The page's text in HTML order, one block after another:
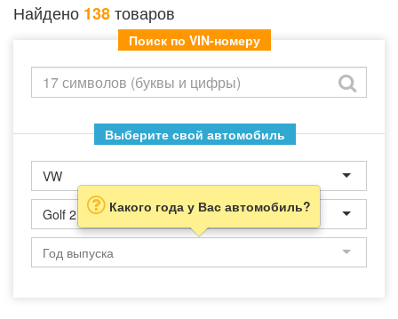
Найдено 138товаров
Поиск по VIN-номеру
Выберите свой автомобиль
VW
Golf 2 Какого года у Вас автомобиль?